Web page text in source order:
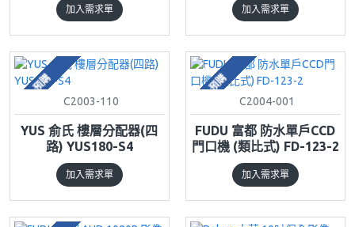
加入需求單 加入需求單
預購
C2003-110
YUS 俞氏 樓層分配器(四
路) YUS180-S4
加入需求單
預購
C2004-001
FUDU 富都 防水單戶CCD
門口機 (類比式) FD-123-2
加入需求單